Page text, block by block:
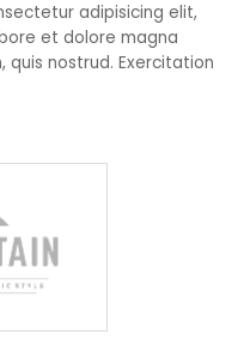
adipisicing elit,
et dolore magna
quis nostrud. Exercitation